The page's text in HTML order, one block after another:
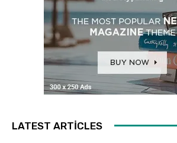
LATEST ARTICLES